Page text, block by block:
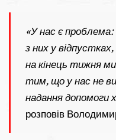
«У нас є
з них у
на кінець тижня
тим, що у нас не
надання допомоги
розповів